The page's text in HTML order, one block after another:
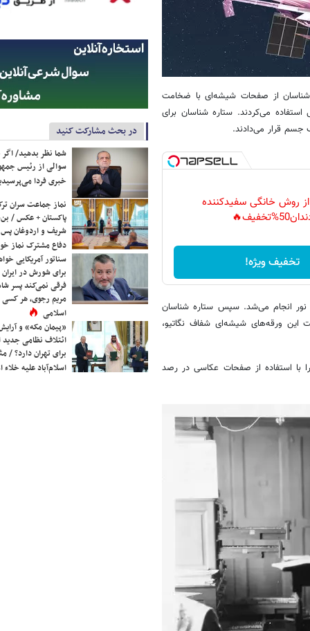
نوزدهم تا دهه ۱۹۸۰ میلادی) ستاره شناسان از صفحات شیشه‌ای با ضخامت
می‌کردند. ستاره شناسان برای
جسم قرار می‌دادند.
از روش خانگی سفیدکننده
تخفیف ویژه!
انجام می‌شد. سپس ستاره شناسان
این ورقه‌های شیشه‌ای شفاف نگاتیو،
استفاده از صفحات عکاسی در رصد
در بحث مشارکت کنید
شما نظر بدهید/ اگر
سوالی از رئیس
خبری فردا
نماز جماعت سران
پاکستان + عکس /
شریف و اردوغان پس
دفاع مشترک نماز
سناتور آمریکایی
برای شورش در
فرقی نمی‌کند پسر
مریم رجوی، هر
اسلامی
«پیمان مکه» و
ائتلاف نظامی
برای تهران دارد؟ /
اسلام‌آباد علیه